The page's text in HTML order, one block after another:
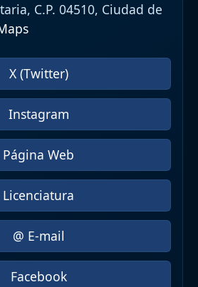
C.P. 04510, Ciudad de
X (Twitter)
Instagram
Página Web
Licenciatura
@ E-mail
Facebook